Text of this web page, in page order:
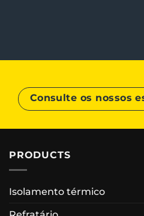
Consulte os nossos
PRODUCTS
Isolamento térmico